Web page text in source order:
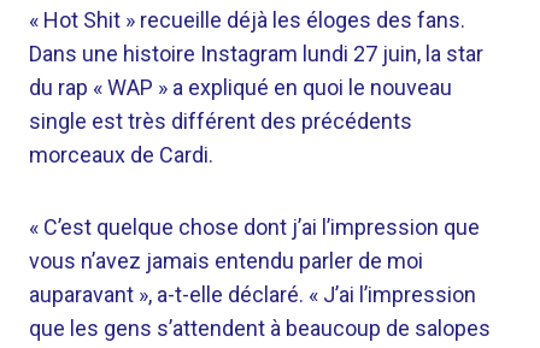
« Hot Shit » recueille déjà les éloges des fans.
Dans une histoire Instagram lundi 27 juin, la star
du rap « WAP » a expliqué en quoi le nouveau
single est très différent des précédents
morceaux de Cardi.
« C’est quelque chose dont j’ai l’impression que
vous n’avez jamais entendu parler de moi
auparavant », a-t-elle déclaré. « J’ai l’impression
que les gens s’attendent à beaucoup de salopes